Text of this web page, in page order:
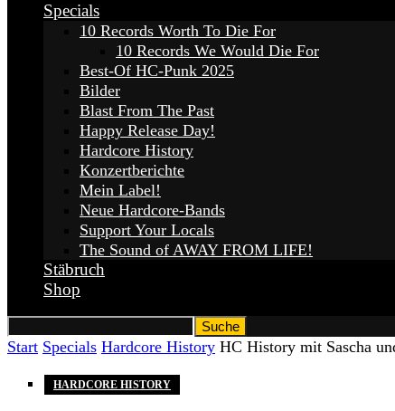
Specials
10 Records Worth To Die For
10 Records We Would Die For
Best-Of HC-Punk 2025
Bilder
Blast From The Past
Happy Release Day!
Hardcore History
Konzertberichte
Mein Label!
Neue Hardcore-Bands
Support Your Locals
The Sound of AWAY FROM LIFE!
Stäbruch
Shop
Start Specials Hardcore History HC History mit Sascha
HARDCORE HISTORY